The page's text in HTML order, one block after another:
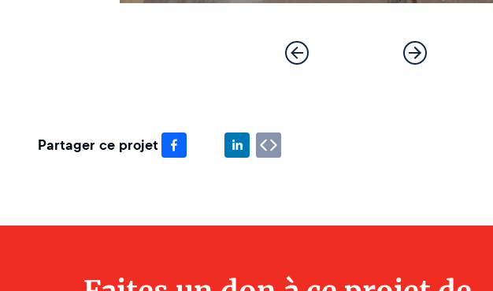
Partager ce projet